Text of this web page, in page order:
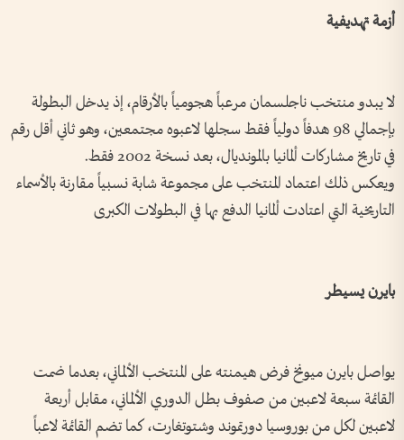
أزمة تهديفية
لا يبدو منتخب ناجلسمان مرعباً هجومياً بالأرقام، إذ يدخل البطولة
بإجمالي 98 هدفاً دولياً فقط سجلها لاعبوه مجتمعين، وهو ثاني أقل رقم
في تاريخ مشاركات ألمانيا بالمونديال، بعد نسخة 2002 فقط.
ويعكس ذلك اعتماد المنتخب على مجموعة شابة نسبياً مقارنة بالأسماء
التاريخية التي اعتادت ألمانيا الدفع بها في البطولات الكبرى
بايرن يسيطر
يواصل بايرن ميونخ فرض هيمنته على المنتخب الألماني، بعدما ضمت
القائمة سبعة لاعبين من صفوف بطل الدوري الألماني، مقابل أربعة
لاعبين لكل من بوروسيا دورتموند وشتوتغارت، كما تضم القائمة لاعباً